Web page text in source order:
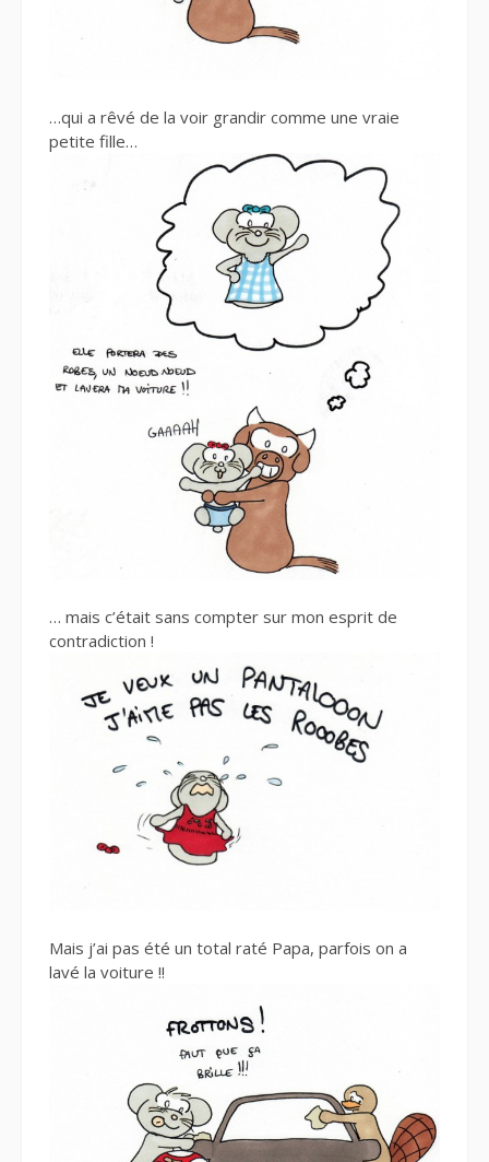
…qui a rêvé de la voir grandir comme une vraie
petite fille…
… mais c’était sans compter sur mon esprit de
contradiction !
Mais j’ai pas été un total raté Papa, parfois on a
lavé la voiture !!